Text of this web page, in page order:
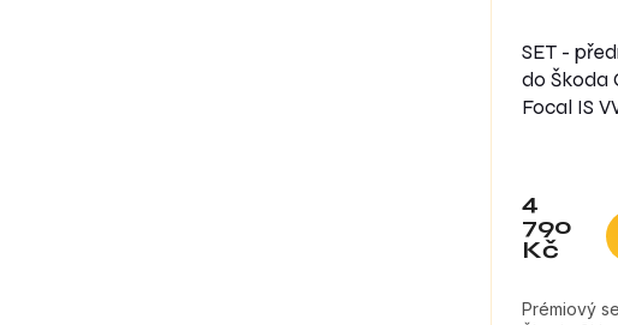
SET -
do Škoda
Focal IS
4
790
Kč
Prémiový